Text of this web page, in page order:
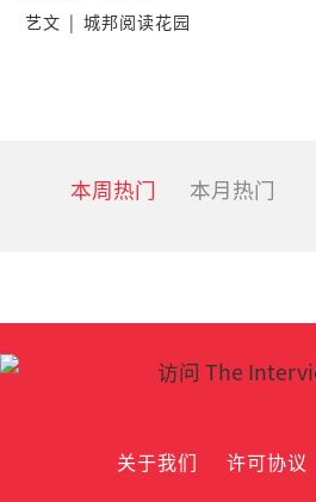
艺文 | 城邦阅读花园
本周热门 本月热门
关于我们 许可协议